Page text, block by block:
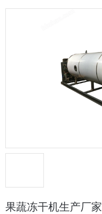
果蔬冻干机生产厂家